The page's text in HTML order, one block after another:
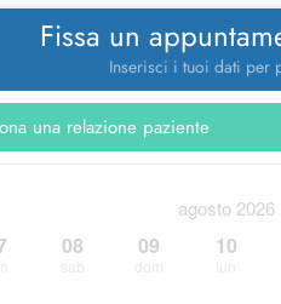
Fissa un
Inserisci i tuoi dati per
agosto 2026
08 09 10